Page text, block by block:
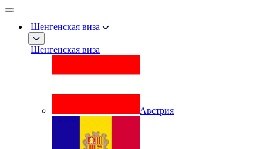
Шенгенская виза
Шенгенская виза
Австрия